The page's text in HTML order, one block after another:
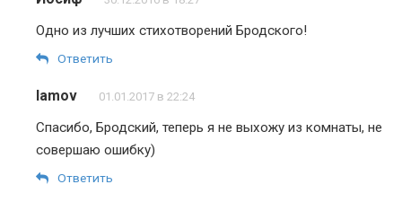
Одно из лучших стихотворений Бродского!
Ответить
lamov 01.01.2017 в 22:24
Спасибо, Бродский, теперь я не выхожу из комнаты, не
совершаю ошибку)
Ответить